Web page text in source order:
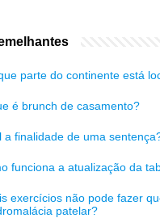
parte do continente está
é brunch de casamento?
a finalidade de uma
funciona a atualização da
exercícios não pode fazer
patelar?